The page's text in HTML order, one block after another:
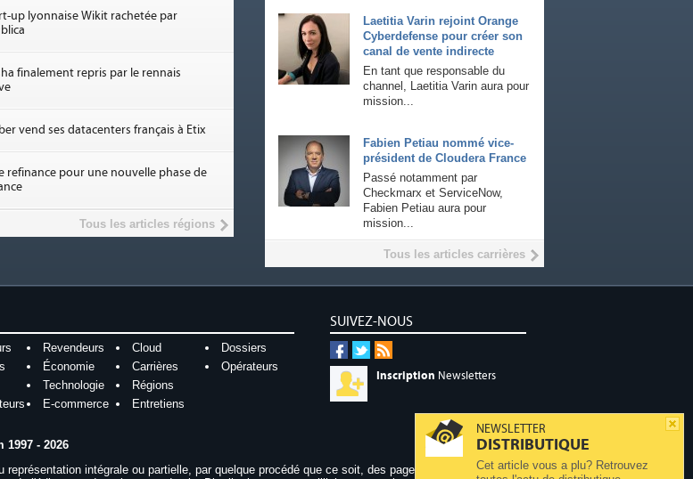
NEWSLETTER
DISTRIBUTIQUE
Cet article vous a plu? Retrouvez
Laetitia Varin rejoint Orange
Cyberdefense pour créer son
canal de vente indirecte
En tant que responsable du
channel, Laetitia Varin aura pour
mission...
Fabien Petiau nommé vice-
président de Cloudera France
Passé notamment par
Checkmarx et ServiceNow,
Fabien Petiau aura pour
mission...
Tous les articles carrières
up lyonnaise Wikit rachetée par
finalement repris par le rennais
vend ses datacenters français à Etix
refinance pour une nouvelle phase de
Tous les articles régions
SUIVEZ-NOUS
Inscription Newsletters
Revendeurs Cloud
Dossiers
Économie Carrières
Opérateurs
Technologie
Régions
E-commerce Entretiens
- 2026
représentation intégrale ou partielle, par quelque procédé que ce soit, des pages publiées sur ce site,